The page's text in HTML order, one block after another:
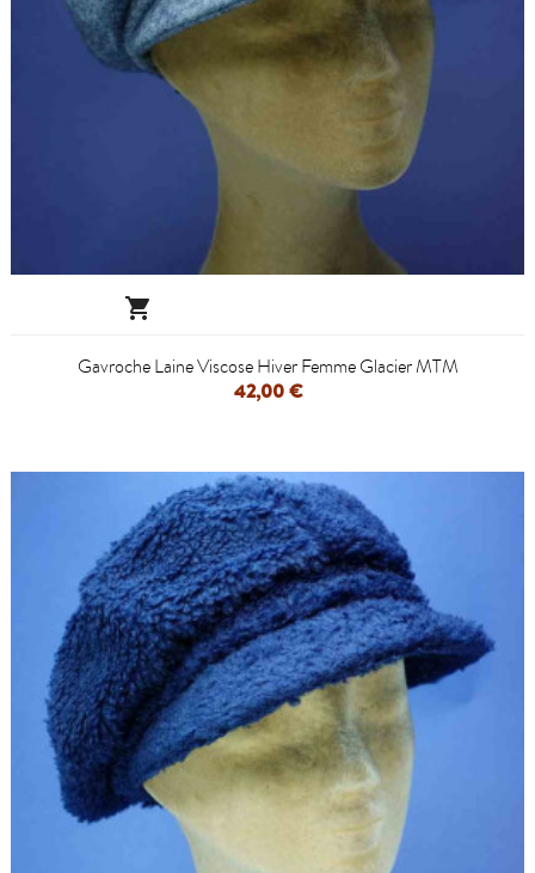

Gavroche Laine Viscose Hiver Femme Glacier MTM
42,00 €